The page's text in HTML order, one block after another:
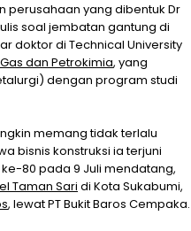
perusahaan yang dibentuk Dr
soal jembatan gantung di
doktor di Technical University
dan Petrokimia, yang
dengan program studi
memang tidak terlalu
bisnis konstruksi ia terjuni
80 pada 9 Juli mendatang,
Taman Sari di Kota Sukabumi,
, lewat PT Bukit Baros Cempaka.